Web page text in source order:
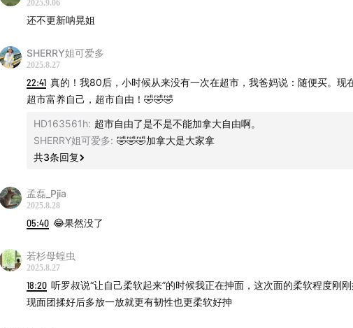
28:57 出轨.......
/Staff
制作 | 燃烧吧罗叔
后期 | FirePod莎莎
/BGM List
2025.9.06
还不更新呐晃姐
SHERRY姐可爱多
2025.8.27
22:41 真的！我80后，小时候从来没有一次在超市，我爸妈说：随便买。现
超市富养自己，超市自由！🤣🤣🤣
HD163561h: 超市自由了是不是不能加拿大自由啊。
SHERRY姐可爱多: 🤣🤣🤣加拿大是大家拿
共3条回复
孟磊_Pjia
2025.8.28
05:40 😂果然没了
若杉母蝗虫
2025.8.27
18:20 听罗叔说“让自己柔软起来”的时候我正在抻面，这次面的柔软程度刚
现面团揉好后多放一放就更有韧性也更柔软好抻